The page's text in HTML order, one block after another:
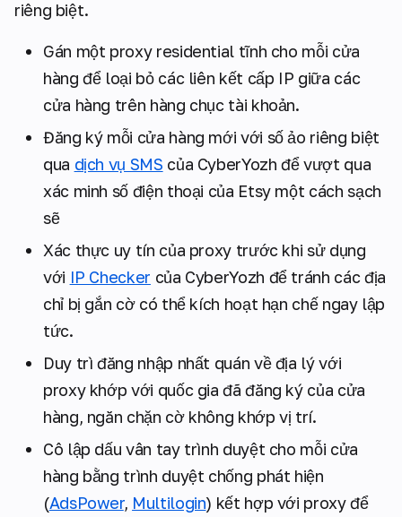
riêng biệt.
Gán một proxy residential tĩnh cho mỗi cửa
hàng để loại bỏ các liên kết cấp IP giữa các
cửa hàng trên hàng chục tài khoản.
Đăng ký mỗi cửa hàng mới với số ảo riêng biệt
qua dịch vụ SMS của CyberYozh để vượt qua
xác minh số điện thoại của Etsy một cách sạch
sẽ
Xác thực uy tín của proxy trước khi sử dụng
với IP Checker của CyberYozh để tránh các địa
chỉ bị gắn cờ có thể kích hoạt hạn chế ngay lập
tức.
Duy trì đăng nhập nhất quán về địa lý với
proxy khớp với quốc gia đã đăng ký của cửa
hàng, ngăn chặn cờ không khớp vị trí.
Cô lập dấu vân tay trình duyệt cho mỗi cửa
hàng bằng trình duyệt chống phát hiện
(AdsPower, Multilogin) kết hợp với proxy để